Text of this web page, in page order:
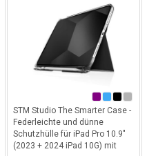
für Ihre In-Ears und optimalen
Schutz für Ihr
MacBook/Notebook bis 15" -
Slate Blue
STM Studio The Smarter Case -
Federleichte und dünne
Schutzhülle für iPad Pro 10.9"
(2023 + 2024 iPad 10G) mit